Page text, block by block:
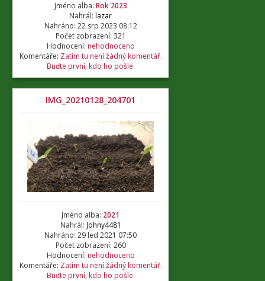
Jméno alba: Rok 2023
Nahrál: lazar
Nahráno: 22 srp 2023 08:12
Počet zobrazení: 321
Hodnocení: nehodnoceno
Komentáře: Zatím tu není žádný komentář.
Buďte první, kdo ho pošle.
IMG_20210128_204701
Jméno alba: 2021
Nahrál: Johny4481
Nahráno: 29 led 2021 07:50
Počet zobrazení: 260
Hodnocení: nehodnoceno
Komentáře: Zatím tu není žádný komentář.
Buďte první, kdo ho pošle.